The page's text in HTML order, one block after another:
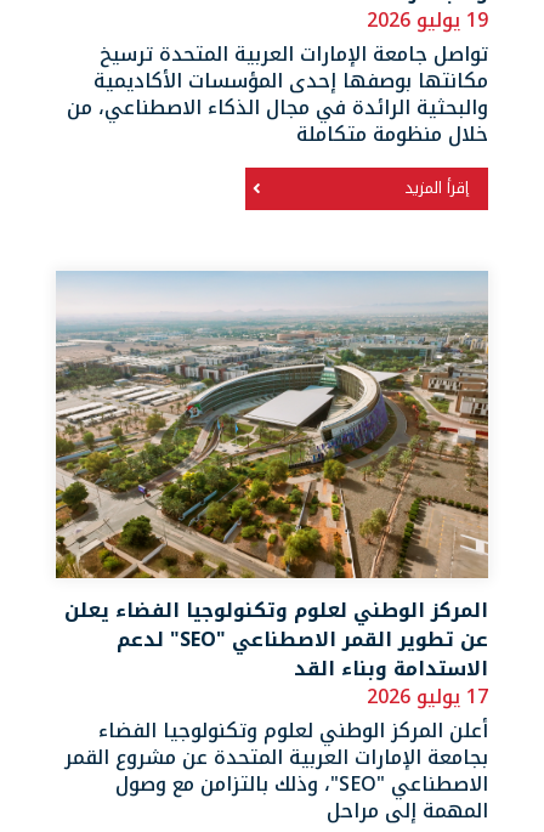
19 يوليو 2026
تواصل جامعة الإمارات العربية المتحدة ترسيخ
مكانتها بوصفها إحدى المؤسسات الأكاديمية
والبحثية الرائدة في مجال الذكاء الاصطناعي، من
خلال منظومة متكاملة
إقرأ المزيد
المركز الوطني لعلوم وتكنولوجيا الفضاء يعلن
عن تطوير القمر الاصطناعي "SEO" لدعم
الاستدامة وبناء القد
17 يوليو 2026
أعلن المركز الوطني لعلوم وتكنولوجيا الفضاء
بجامعة الإمارات العربية المتحدة عن مشروع القمر
الاصطناعي "SEO"، وذلك بالتزامن مع وصول
المهمة إلى مراحل